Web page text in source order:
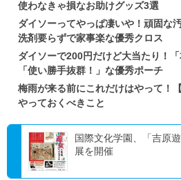
使わなきゃ損なお助けグッズ3選
ダイソーってやっぱ凄いや！頑固な
洗剤要らずで家事楽な優秀クロス
ダイソーで200円だけど大当たり！
「使い勝手抜群！」な優秀ポーチ
梅雨が来る前にこれだけはやって！
やっておくべきこと
国際文化学園、「吉原
展を開催